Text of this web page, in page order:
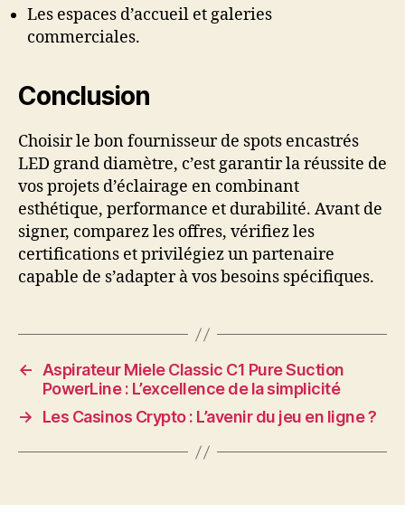
Les espaces d’accueil et galeries
commerciales.
Conclusion
Choisir le bon fournisseur de spots encastrés
LED grand diamètre, c’est garantir la réussite de
vos projets d’éclairage en combinant
esthétique, performance et durabilité. Avant de
signer, comparez les offres, vérifiez les
certifications et privilégiez un partenaire
capable de s’adapter à vos besoins spécifiques.
← Aspirateur Miele Classic C1 Pure Suction
PowerLine : L’excellence de la simplicité
→
Les Casinos Crypto : L’avenir du jeu en ligne ?